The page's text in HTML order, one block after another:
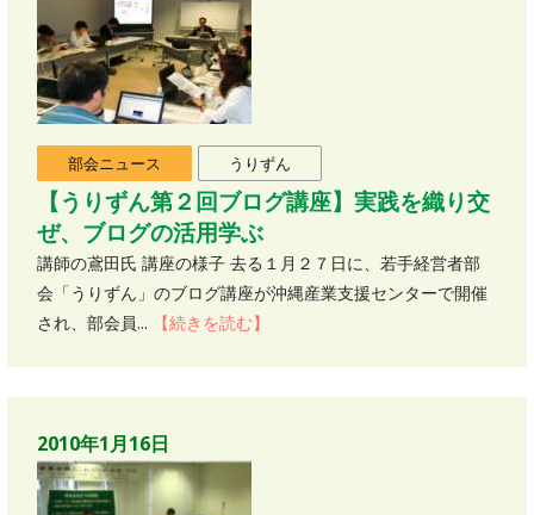
部会ニュース うりずん
【うりずん第２回ブログ講座】実践を織り交
ぜ、ブログの活用学ぶ
講師の鳶田氏 講座の様子 去る１月２７日に、若手経営者部
会「うりずん」のブログ講座が沖縄産業支援センターで開催
され、部会員...
【続きを読む】
2010年1月16日